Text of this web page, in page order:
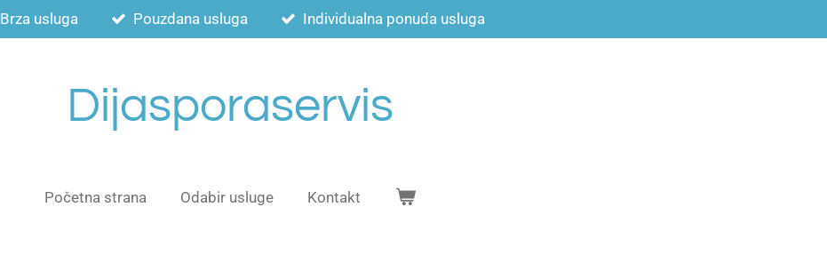
Brza usluga Pouzdana usluga Individualna ponuda usluga
Dijasporaservis
Početna strana Odabir usluge Kontakt